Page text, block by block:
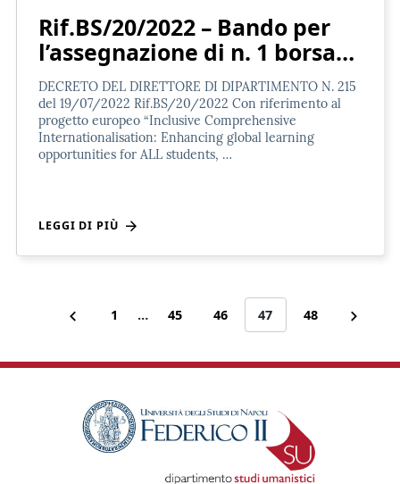
Rif.BS/20/2022 – Bando per
l’assegnazione di n. 1 borsa…
DECRETO DEL DIRETTORE DI DIPARTIMENTO N. 215
del 19/07/2022 Rif.BS/20/2022 Con riferimento al
progetto europeo “Inclusive Comprehensive
Internationalisation: Enhancing global learning
opportunities for ALL students, …
LEGGI DI PIÙ
1 … 45 46 47 48